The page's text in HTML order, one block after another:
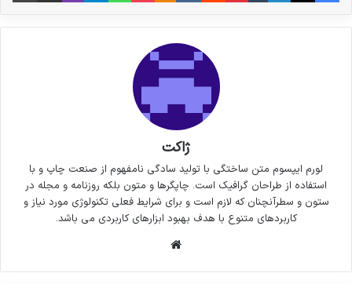
ژاکت
لورم ایپسوم متن ساختگی با تولید سادگی نامفهوم از صنعت چاپ و با
استفاده از طراحان گرافیک است. چاپگرها و متون بلکه روزنامه و مجله در
ستون و سطرآنچنان که لازم است و برای شرایط فعلی تکنولوژی مورد نیاز و
کاربردهای متنوع با هدف بهبود ابزارهای کاربردی می باشد.